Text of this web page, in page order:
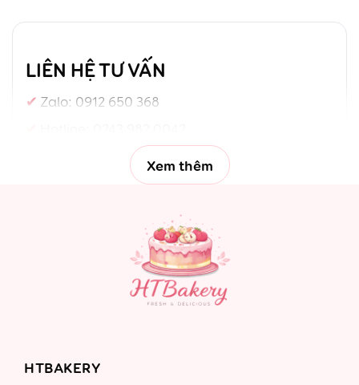
LIÊN HỆ TƯ VẤN
Zalo: 0912 650 368
Xem thêm
HTBAKERY